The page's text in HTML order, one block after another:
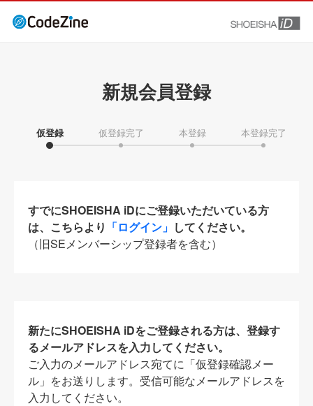
新規会員登録
仮登録 仮登録完了 本登録 本登録完了
すでにSHOEISHA iDにご登録いただいている方
は、こちらより 「ログイン」 してください。
（旧SEメンバーシップ登録者を含む）
新たにSHOEISHA iDをご登録される方は、登録す
るメールアドレスを入力してください。
ご入力のメールアドレス宛てに「仮登録確認メー
ル」をお送りします。受信可能なメールアドレスを
入力してください。